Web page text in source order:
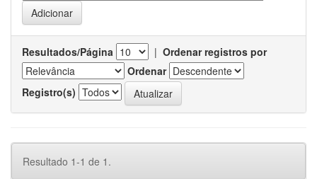
Resultados/Página | Ordenar registros por
Ordenar
Registro(s)
Resultado 1-1 de 1.